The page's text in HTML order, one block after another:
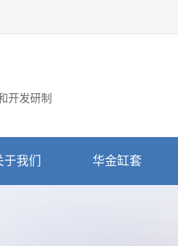
开发研制
于我们 华金缸套